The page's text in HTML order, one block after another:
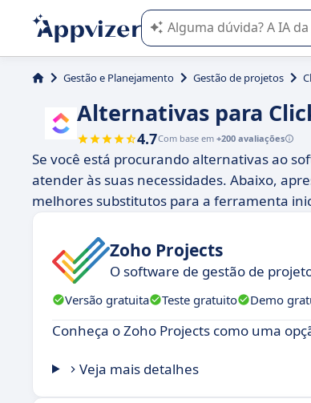
A IA do Appvizer o orienta
Gestão e Planejamento Gestão de projetos
Alternativas para
4.7Com base em +200 avaliações
Se você está procurando alternativas ao
atender às suas necessidades. Abaixo,
melhores substitutos para a ferramenta
Zoho Projects
O software de gestão de
Versão gratuita Teste gratuito Demo
Conheça o Zoho Projects como uma
Veja mais detalhes